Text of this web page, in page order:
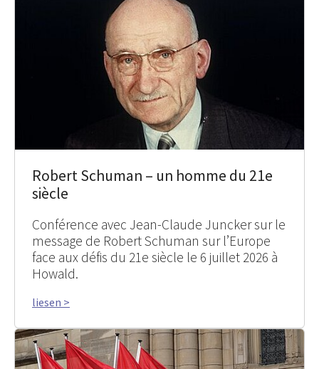
Robert Schuman – un homme du 21e
siècle
Conférence avec Jean-Claude Juncker sur le
message de Robert Schuman sur l’Europe
face aux défis du 21e siècle le 6 juillet 2026 à
Howald.
liesen >